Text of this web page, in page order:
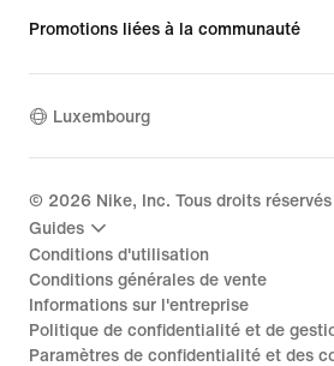
Promotions liées à la communauté
Luxembourg
© 2026 Nike, Inc. Tous droits réservés
Guides
Conditions d'utilisation
Conditions générales de vente
Informations sur l'entreprise
Politique de confidentialité et de
Paramètres de confidentialité et des